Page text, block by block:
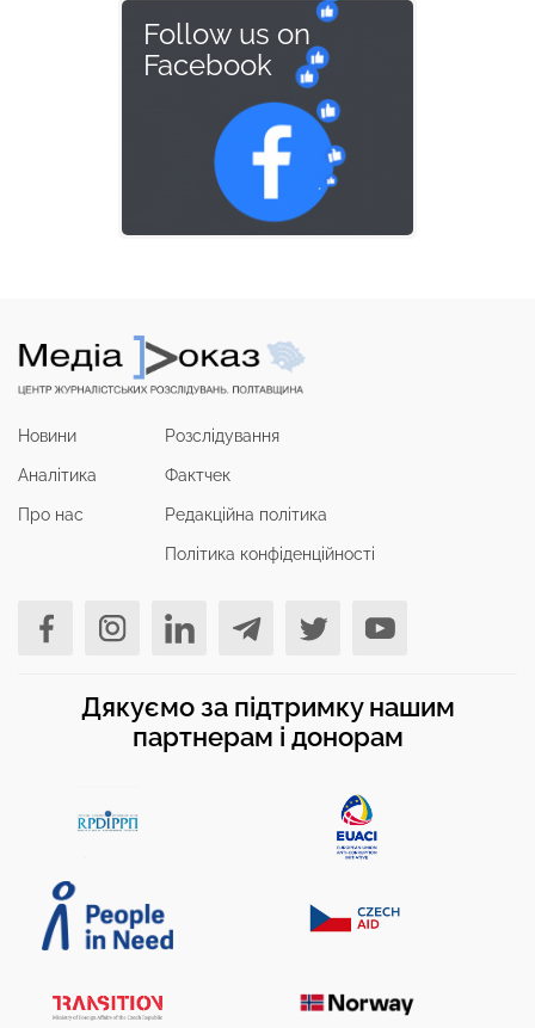
Follow us on
Facebook
Новини
Аналітика
Про нас
Розслідування
Фактчек
Редакційна політика
Політика конфіденційності
Дякуємо за підтримку нашим
партнерам і донорам